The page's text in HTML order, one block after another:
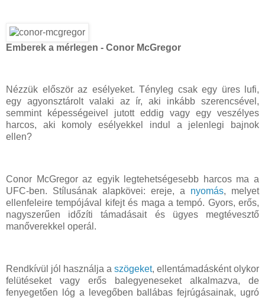
Emberek a mérlegen - Conor McGregor
Nézzük először az esélyeket. Tényleg csak egy üres lufi,
egy agyonsztárolt valaki az ír, aki inkább szerencsével,
semmint képességeivel jutott eddig vagy egy veszélyes
harcos, aki komoly esélyekkel indul a jelenlegi bajnok
ellen?
Conor McGregor az egyik legtehetségesebb harcos ma a
UFC-ben. Stílusának alapkövei: ereje, a nyomás, melyet
ellenfeleire tempójával kifejt és maga a tempó. Gyors, erős,
nagyszerűen időzíti támadásait és ügyes megtévesztő
manőverekkel operál.
Rendkívül jól használja a szögeket, ellentámadásként olykor
felütéseket vagy erős balegyeneseket alkalmazva, de
fenyegetően lóg a levegőben ballábas fejrúgásainak, ugró